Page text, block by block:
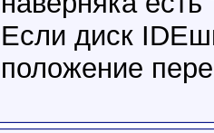
Если диск
положение